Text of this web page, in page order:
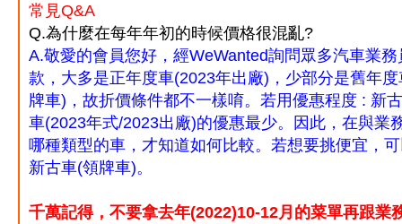
常見Q&A
Q.為什麼在每年年初的時候價格很混亂?
A.敬愛的會員您好，經WeWanted詢問眾多汽車業
款，大多是正年度車(2023年出廠) ，少部分是舊年
牌車) ，故折價條件都不一樣唷。若用優惠程度 : 新
車(2023年式/2023出廠)的優惠最少。因此，在與業
哪種類型的車，才知道如何比較。若想要挑便宜，
新古車(領牌車)。
千萬記得，不要拿去年(2022)10-12月的菜單再跟業